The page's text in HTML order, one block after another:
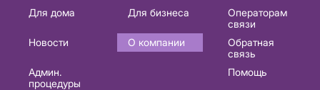
Основная
навигация
Для дома Для бизнеса
Операторам
связи
Новости
О компании
Обратная
связь
Админ.
процедуры
Помощь